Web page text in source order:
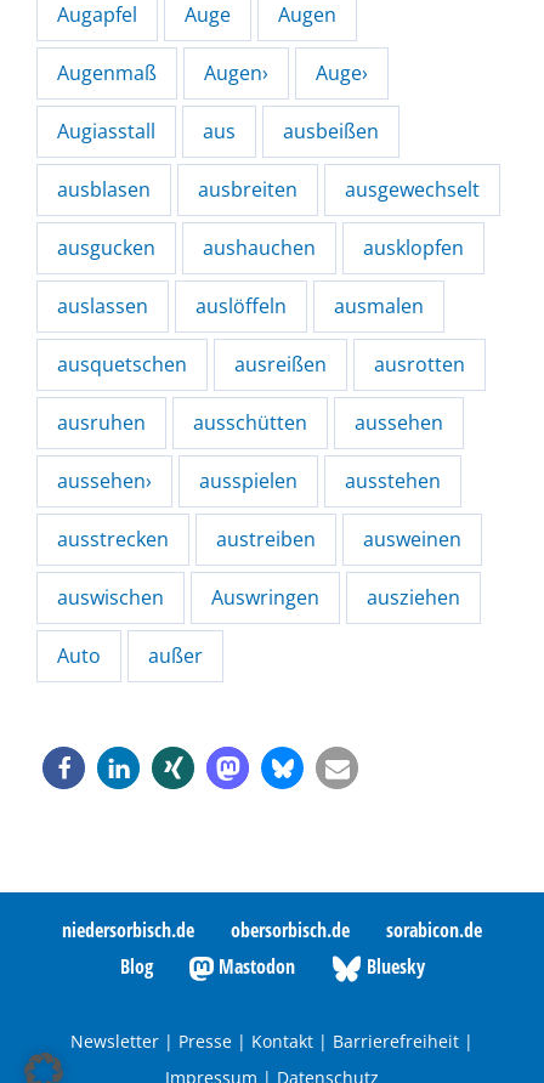
Augapfel Auge Augen
Augenmaß Augen› Auge›
Augiasstall aus ausbeißen
ausblasen ausbreiten ausgewechselt
ausgucken aushauchen ausklopfen
auslassen auslöffeln ausmalen
ausquetschen ausreißen ausrotten
ausruhen ausschütten aussehen
aussehen› ausspielen ausstehen
ausstrecken austreiben ausweinen
auswischen Auswringen ausziehen
Auto außer
niedersorbisch.de obersorbisch.de
sorabicon.de
Blog
Mastodon Bluesky
Newsletter | Presse | Kontakt | Barrierefreiheit |
Impressum | Datenschutz